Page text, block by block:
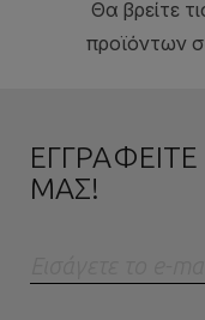
ΕΓΓΡΑΦΕΙΤΕ
ΜΑΣ!